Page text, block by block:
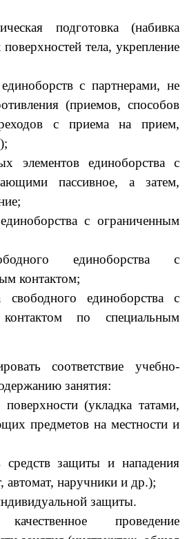
подготовка (набивка
тела, укрепление
с партнерами, не
(приемов, способов
с приема на прием,
элементов единоборства с
пассивное, а затем,
с ограниченным
единоборства с
контактом;
свободного единоборства с
по специальным
соответствие учебно-
занятия:
(укладка татами,
предметов на местности и
средств защиты и нападения
автомат, наручники и др.);
защиты.
проведение